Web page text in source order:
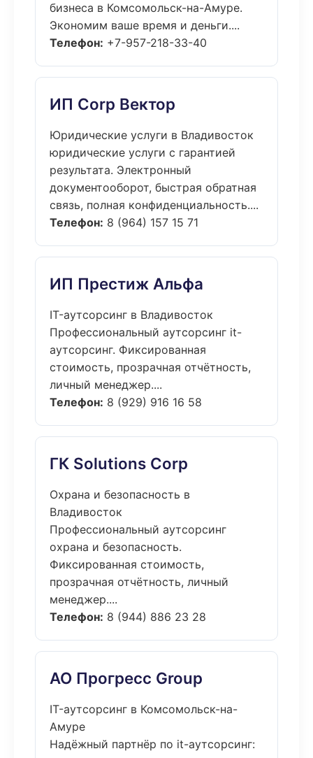
бизнеса в Комсомольск-на-Амуре.
Экономим ваше время и деньги....
Телефон: +7-957-218-33-40
ИП Corp Вектор
Юридические услуги в Владивосток
юридические услуги с гарантией
результата. Электронный
документооборот, быстрая обратная
связь, полная конфиденциальность....
Телефон: 8 (964) 157 15 71
ИП Престиж Альфа
IT-аутсорсинг в Владивосток
Профессиональный аутсорсинг it-
аутсорсинг. Фиксированная
стоимость, прозрачная отчётность,
личный менеджер....
Телефон: 8 (929) 916 16 58
ГК Solutions Corp
Охрана и безопасность в
Владивосток
Профессиональный аутсорсинг
охрана и безопасность.
Фиксированная стоимость,
прозрачная отчётность, личный
менеджер....
Телефон: 8 (944) 886 23 28
АО Прогресс Group
IT-аутсорсинг в Комсомольск-на-
Амуре
Надёжный партнёр по it-аутсорсинг: